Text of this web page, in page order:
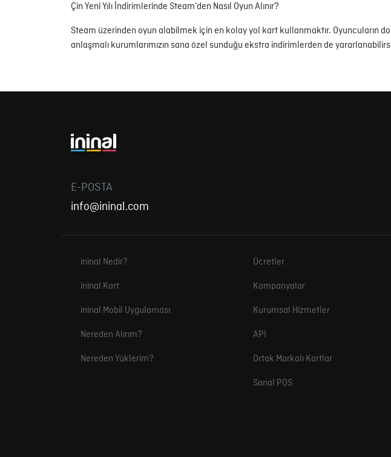
Çin Yeni Yılı İndirimlerinde Steam’den Nasıl Oyun Alınır?
Steam üzerinden oyun alabilmek için en kolay yol kart kullanmaktır. Oyuncuların
anlaşmalı kurumlarımızın sana özel sunduğu ekstra indirimlerden de
E-POSTA
info@ininal.com
ininal Nedir?
ininal Kart
ininal Mobil Uygulaması
Nereden Alırım?
Nereden Yüklerim?
Ücretler
Kampanyalar
Kurumsal Hizmetler
API
Ortak Markalı Kartlar
Sanal POS